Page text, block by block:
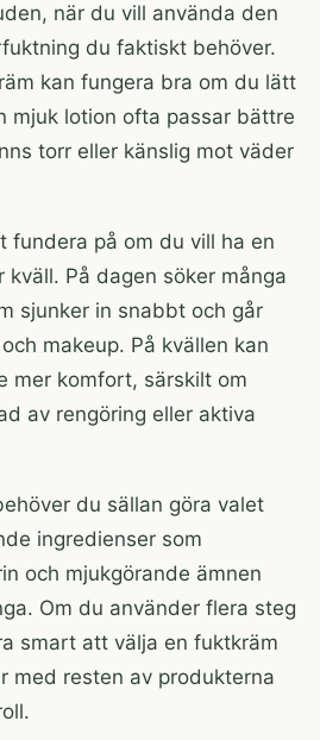
när du vill använda den
du faktiskt behöver.
kan fungera bra om du lätt
mjuk lotion ofta passar bättre
torr eller känslig mot väder
fundera på om du vill ha en
På dagen söker många
sjunker in snabbt och går
makeup. På kvällen kan
mer komfort, särskilt om
av rengöring eller aktiva
du sällan göra valet
ingredienser som
och mjukgörande ämnen
Om du använder flera steg
smart att välja en fuktkräm
med resten av produkterna